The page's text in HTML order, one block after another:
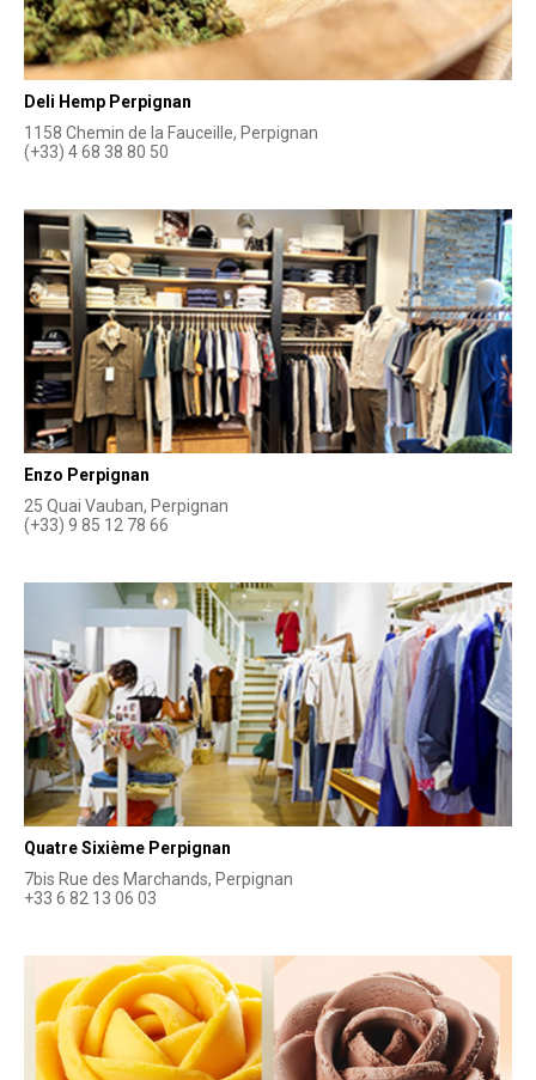
Deli Hemp Perpignan
1158 Chemin de la Fauceille, Perpignan
(+33) 4 68 38 80 50
Enzo Perpignan
25 Quai Vauban, Perpignan
(+33) 9 85 12 78 66
Quatre Sixième Perpignan
7bis Rue des Marchands, Perpignan
+33 6 82 13 06 03